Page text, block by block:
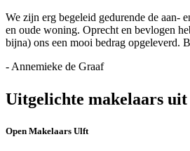
We zijn erg begeleid gedurende de aan-
en oude woning. Oprecht en bevlogen
bijna) ons een mooi bedrag opgeleverd.
- Annemieke de Graaf
Uitgelichte makelaars
Open Makelaars Ulft